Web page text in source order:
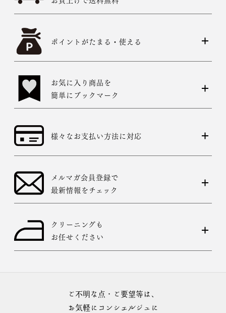
ポイントがたまる・使える
お気に入り商品を
簡単にブックマーク
様々なお支払い方法に対応
メルマガ会員登録で
最新情報をチェック
クリーニングも
お任せください
ご不明な点・ご要望等は、
お気軽にコンシェルジュに